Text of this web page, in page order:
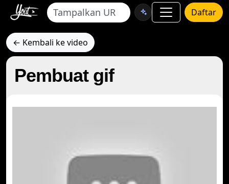
Daftar
← Kembali ke video
Pembuat gif